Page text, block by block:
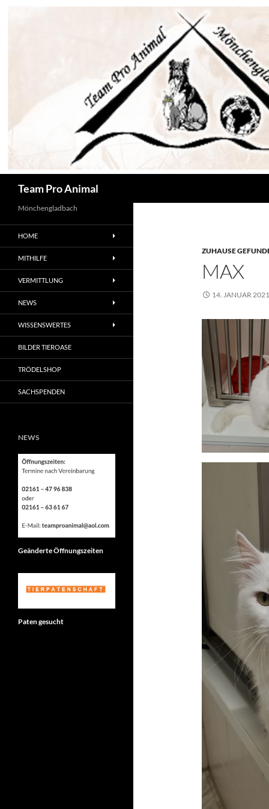
Team Pro Animal
ZUHAUSE
MAX
14. JANUAR 2021
Mönchengladbach
HOME
MITHILFE
VERMITTLUNG
NEWS
WISSENSWERTES
BILDER TIEROASE
TRÖDELSHOP
SACHSPENDEN
NEWS
Geänderte Öffnungszeiten
Paten gesucht